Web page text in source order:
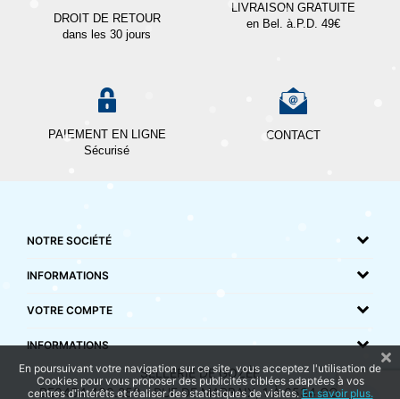
DROIT DE RETOUR
dans les 30 jours
LIVRAISON GRATUITE
en Bel. à.P.D. 49€
PAIEMENT EN LIGNE
Sécurisé
CONTACT
NOTRE SOCIÉTÉ
INFORMATIONS
VOTRE COMPTE
INFORMATIONS
SELLERIE DE GOZÉE
BE0454.439.258 - RUE DE MARBAIX, 1 À 6534 GOZÉE
En poursuivant votre navigation sur ce site, vous acceptez l'utilisation de
Cookies pour vous proposer des publicités ciblées adaptées à vos
centres d'intérêts et réaliser des statistiques de visites.En savoir plus.